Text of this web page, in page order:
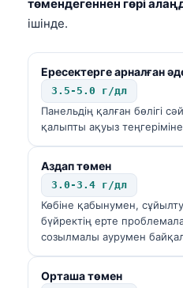
төмендегеннен гөрі
ішінде.
Ересектерге арналған
3.5-5.0 г/дл
Панельдің қалған бөлігі
қалыпты ақуыз
Аздап төмен
3.0-3.4 г/дл
Көбіне қабынумен,
бүйректің ерте
созылмалы аурумен
Орташа төмен